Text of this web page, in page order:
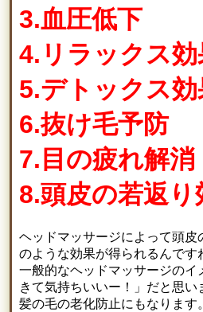
3.血圧低下
4.リラックス効
5.デトックス効
6.抜け毛予防
7.目の疲れ解消
8.頭皮の若返り
ヘッドマッサージによって頭皮
のような効果が得られるんです
一般的なヘッドマッサージのイ
きて気持ちいいー！」だと思い
髪の毛の老化防止にもなります